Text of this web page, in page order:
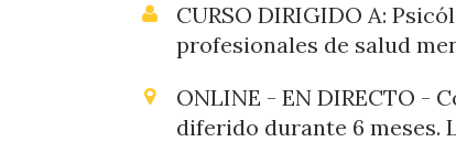
CURSO DIRIGIDO A:
profesionales de salud
ONLINE - EN DIRECTO -
diferido durante 6 meses.